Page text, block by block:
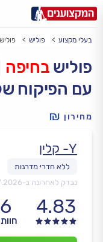
עירעיר: תל אביב, חיפה…
בעלי מקצוע פוליש
פוליש בחיפה
עם הפיקוח
מחירון
Y- קלין
נבדק לאחרונה ב-
4.83